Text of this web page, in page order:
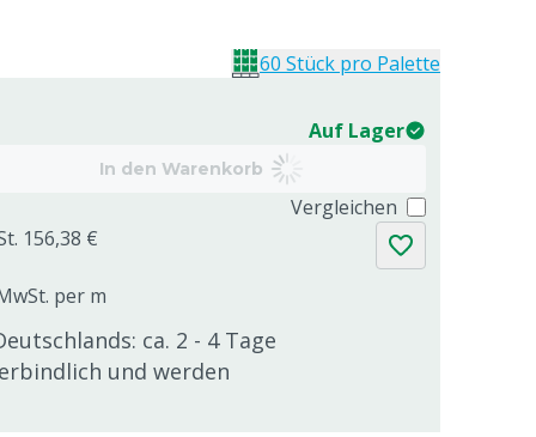
Auf Lager
In den Warenkorb
156,38 €
per m
ca. 2 - 4 Tage
und werden
Vergleichen
60 Stück pro Palette